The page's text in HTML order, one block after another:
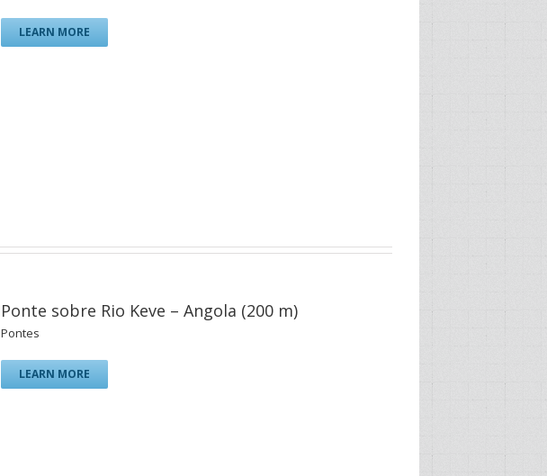
LEARN MORE
Ponte sobre Rio Keve – Angola (200 m)
Pontes
LEARN MORE